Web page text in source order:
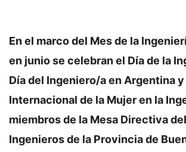
En el marco del Mes de la
en junio se celebran el Día de la
Día del Ingeniero/a en Argentina y
Internacional de la Mujer en la
miembros de la Mesa Directiva
Ingenieros de la Provincia de